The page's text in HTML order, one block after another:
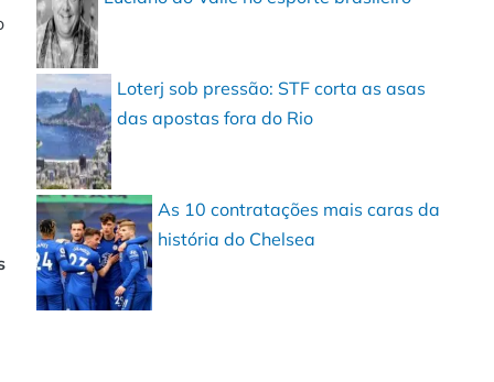
Loterj sob pressão: STF corta as asas
das apostas fora do Rio
As 10 contratações mais caras da
história do Chelsea